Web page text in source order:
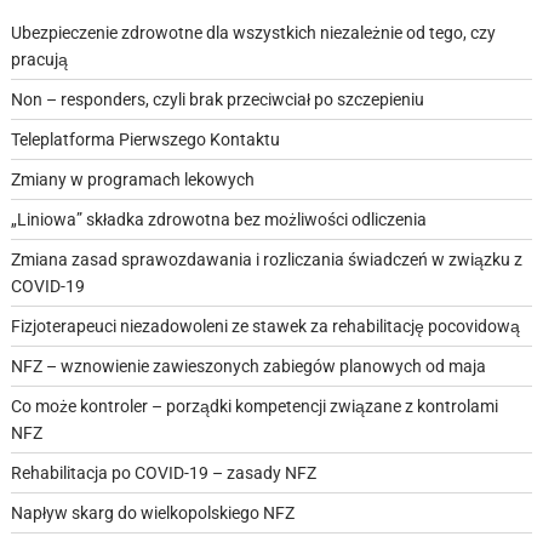
Ubezpieczenie zdrowotne dla wszystkich niezależnie od tego, czy
pracują
Non – responders, czyli brak przeciwciał po szczepieniu
Teleplatforma Pierwszego Kontaktu
Zmiany w programach lekowych
„Liniowa” składka zdrowotna bez możliwości odliczenia
Zmiana zasad sprawozdawania i rozliczania świadczeń w związku z
COVID-19
Fizjoterapeuci niezadowoleni ze stawek za rehabilitację pocovidową
NFZ – wznowienie zawieszonych zabiegów planowych od maja
Co może kontroler – porządki kompetencji związane z kontrolami
NFZ
Rehabilitacja po COVID-19 – zasady NFZ
Napływ skarg do wielkopolskiego NFZ